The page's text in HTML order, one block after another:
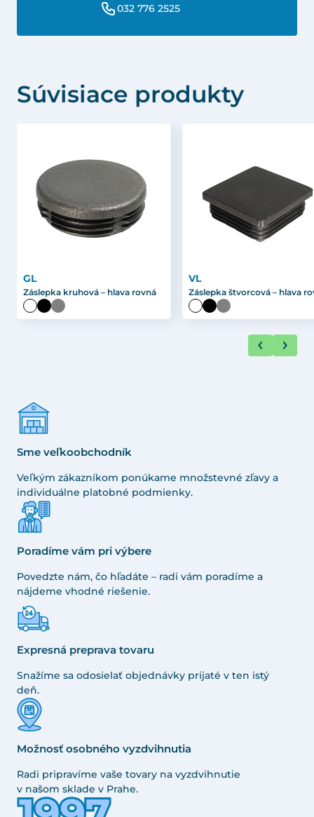
032 776 2525
Súvisiace produkty
GL
Záslepka kruhová – hlava rovná
VL
Záslepka štvorcová – hlava
Sme veľkoobchodník
Veľkým zákazníkom ponúkame množstevné zľavy a
individuálne platobné podmienky.
Poradíme vám pri výbere
Povedzte nám, čo hľadáte – radi vám poradíme a
nájdeme vhodné riešenie.
Expresná preprava tovaru
Snažíme sa odosielať objednávky prijaté v ten istý
deň.
Možnosť osobného vyzdvihnutia
Radi pripravíme vaše tovary na vyzdvihnutie
v našom sklade v Prahe.